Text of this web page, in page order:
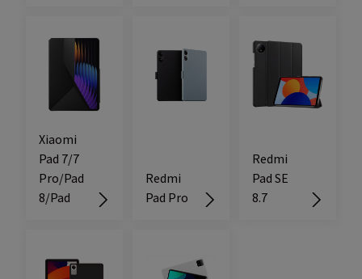
Xiaomi
Pad 7/7
Pro/Pad
8/Pad
Redmi
Pad Pro
Redmi
Pad SE
8.7